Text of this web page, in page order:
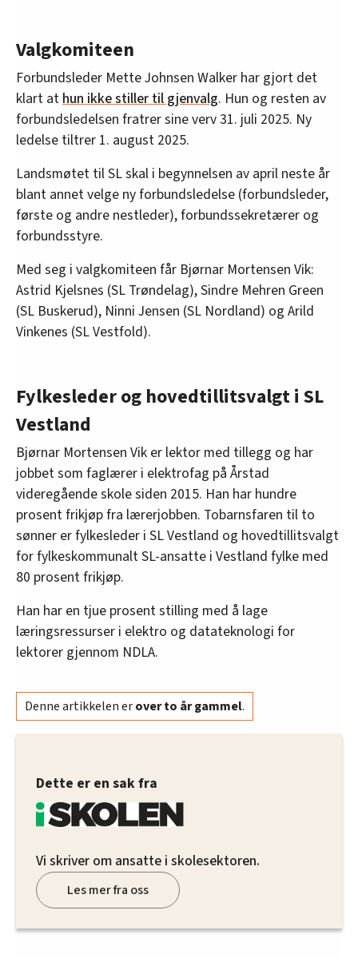
Valgkomiteen
Forbundsleder Mette Johnsen Walker har gjort det
klart at hun ikke stiller til gjenvalg. Hun og resten av
forbundsledelsen fratrer sine verv 31. juli 2025. Ny
ledelse tiltrer 1. august 2025.
Landsmøtet til SL skal i begynnelsen av april neste år
blant annet velge ny forbundsledelse (forbundsleder,
første og andre nestleder), forbundssekretærer og
forbundsstyre.
Med seg i valgkomiteen får Bjørnar Mortensen Vik:
Astrid Kjelsnes (SL Trøndelag), Sindre Mehren Green
(SL Buskerud), Ninni Jensen (SL Nordland) og Arild
Vinkenes (SL Vestfold).
Fylkesleder og hovedtillitsvalgt i SL
Vestland
Bjørnar Mortensen Vik er lektor med tillegg og har
jobbet som faglærer i elektrofag på Årstad
videregående skole siden 2015. Han har hundre
prosent frikjøp fra lærerjobben. Tobarnsfaren til to
sønner er fylkesleder i SL Vestland og hovedtillitsvalgt
for fylkeskommunalt SL-ansatte i Vestland fylke med
80 prosent frikjøp.
Han har en tjue prosent stilling med å lage
læringsressurser i elektro og datateknologi for
lektorer gjennom NDLA.
Denne artikkelen erover to år gammel.
Dette er en sak fra
Vi skriver om ansatte i skolesektoren.
Les mer fra oss